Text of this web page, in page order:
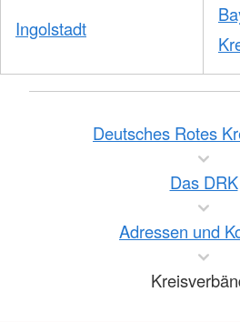
Ingolstadt
Deutsches Rotes
Das DRK
Adressen und